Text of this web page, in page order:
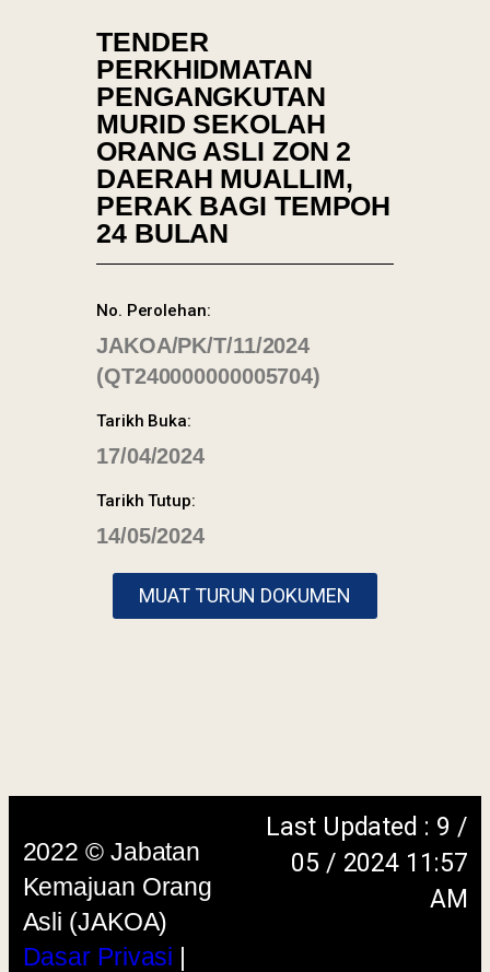
TENDER
PERKHIDMATAN
PENGANGKUTAN
MURID SEKOLAH
ORANG ASLI ZON 2
DAERAH MUALLIM,
PERAK BAGI TEMPOH
24 BULAN
No. Perolehan:
JAKOA/PK/T/11/2024
(QT240000000005704)
Tarikh Buka:
17/04/2024
Tarikh Tutup:
14/05/2024
MUAT TURUN DOKUMEN
2022 © Jabatan
Kemajuan Orang
05 / 2024 11:57
AM
browser versi terkini dengan
skrin beresolusi 1280 x 1024 piksel